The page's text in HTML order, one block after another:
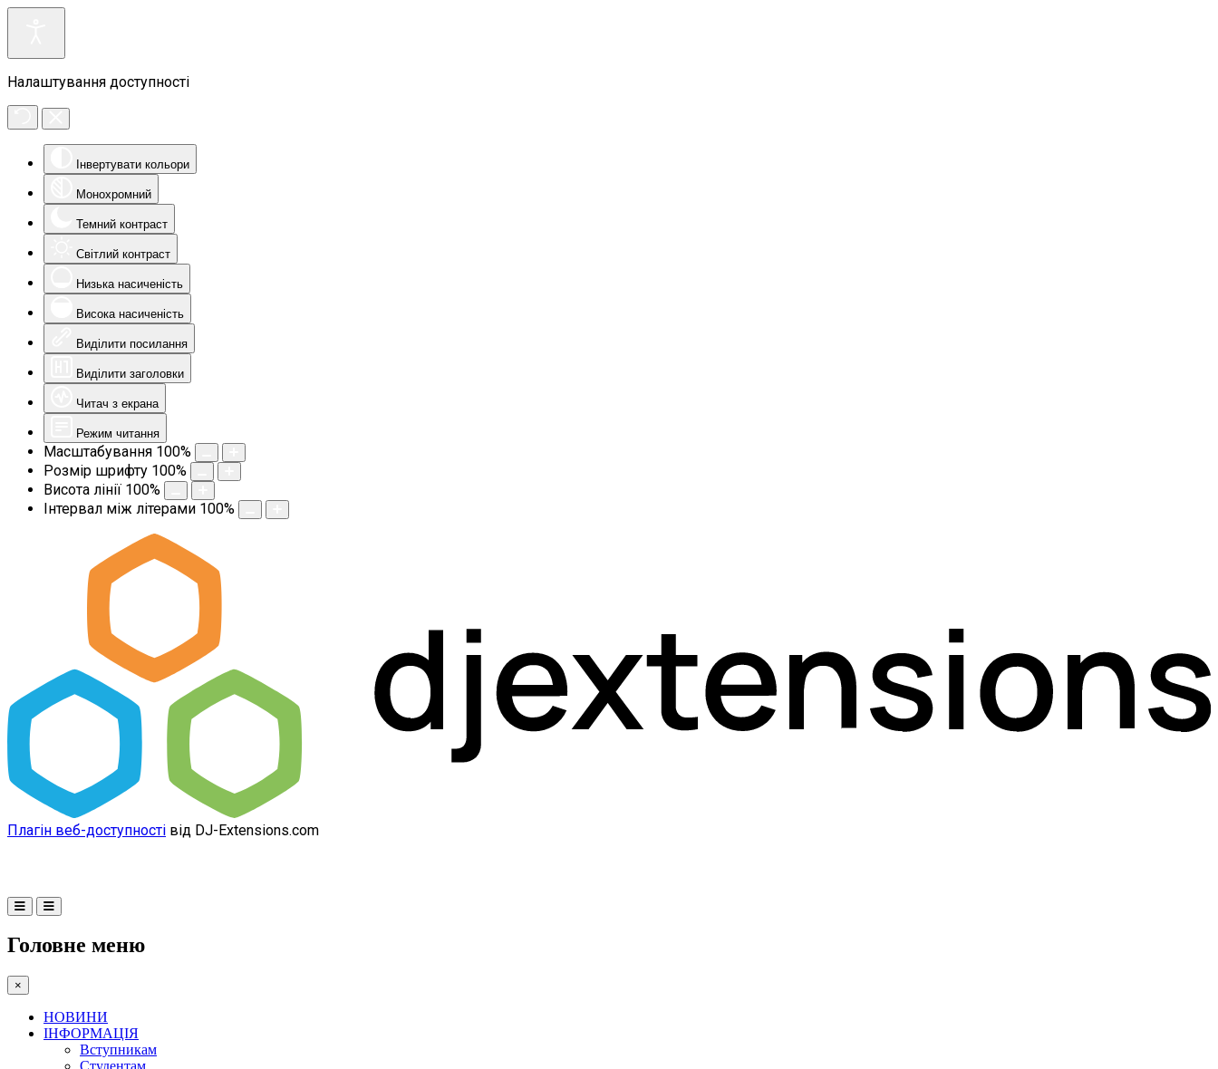
Налаштування доступності
Інвертувати кольори
Монохромний
Темний контраст
Світлий контраст
Низька насиченість
Висока насиченість
Виділити посилання
Виділити заголовки
Читач з екрана
Режим читання
Масштабування 100%
Розмір шрифту 100%
Висота лінії 100%
Інтервал між літерами 100%
Плагін веб-доступності від DJ-Extensions.com
Головне меню
×
НОВИНИ
ІНФОРМАЦІЯ
Вступникам